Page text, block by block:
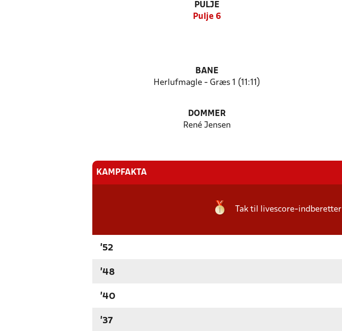
PULJE
Pulje 6
BANE
Herlufmagle - Græs 1 (11:11)
DOMMER
René Jensen
KAMPFAKTA
Tak til livescore-indberetter
'52
'48
'40
'37